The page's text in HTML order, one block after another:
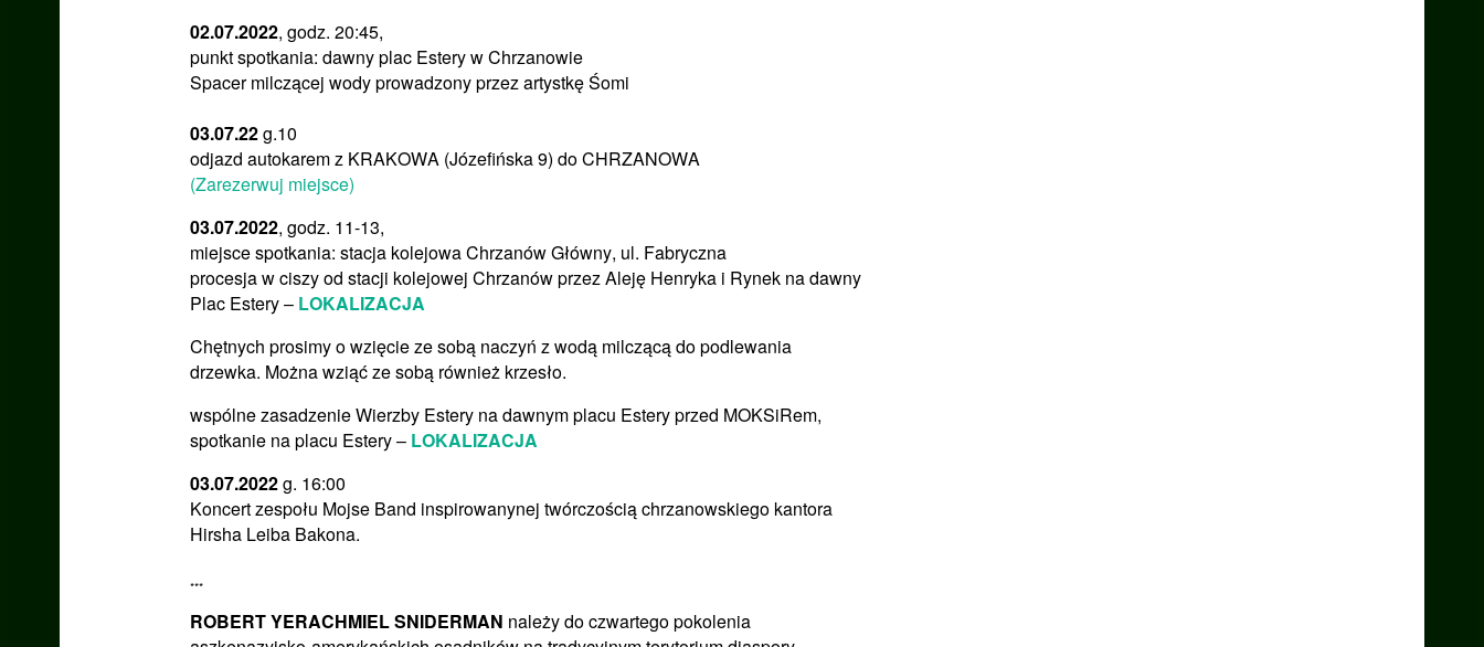
02.07.2022, godz. 20:45,
punkt spotkania: dawny plac Estery w Chrzanowie
Spacer milczącej wody prowadzony przez artystkę Śomi
03.07.22g.10
odjazd autokarem z KRAKOWA (Józefińska 9) do CHRZANOWA
(Zarezerwuj miejsce)
03.07.2022, godz. 11-13,
miejsce spotkania: stacja kolejowa Chrzanów Główny, ul. Fabryczna
procesja w ciszy od stacji kolejowej Chrzanów przez Aleję Henryka i Rynek na dawny
Plac Estery – LOKALIZACJA
Chętnych prosimy o wzięcie ze sobą naczyń z wodą milczącą do podlewania
drzewka. Można wziąć ze sobą również krzesło.
wspólne zasadzenie Wierzby Estery na dawnym placu Estery przed MOKSiRem,
spotkanie na placu Estery – LOKALIZACJA
03.07.2022g. 16:00
Koncert zespołu Mojse Band inspirowanynej twórczością chrzanowskiego kantora
Hirsha Leiba Bakona.
***
ROBERT YERACHMIEL SNIDERMAN należy do czwartego pokolenia